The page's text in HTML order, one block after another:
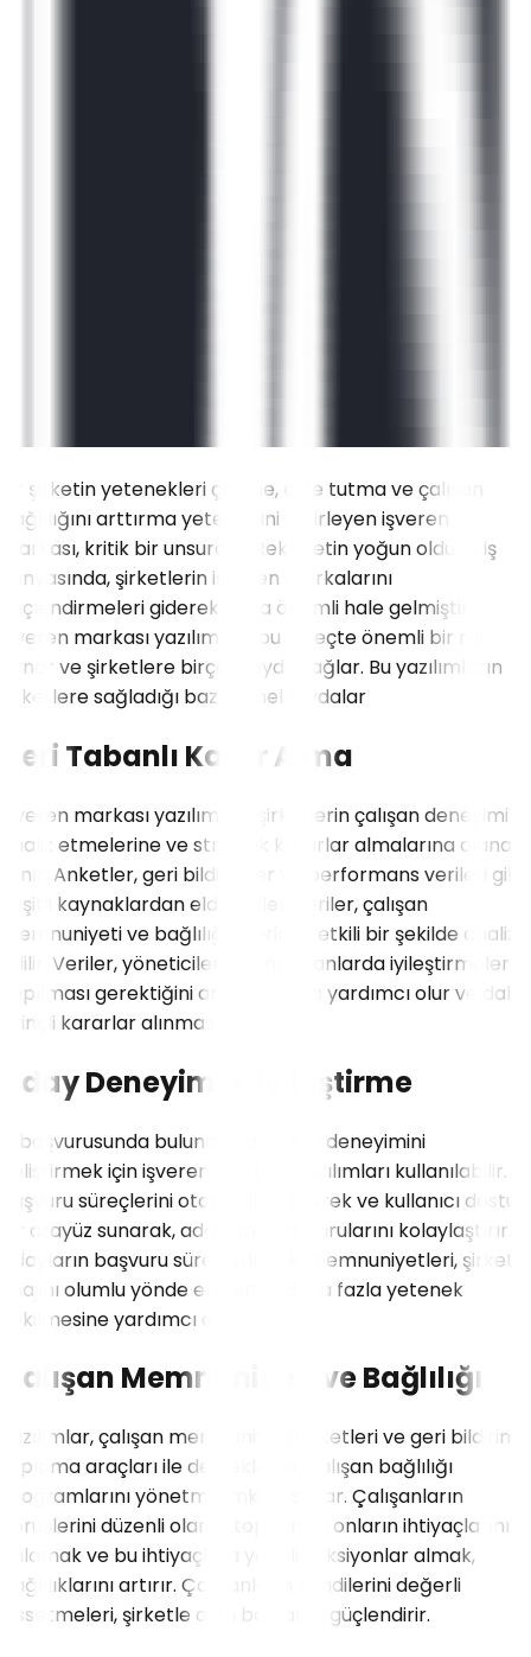
Bir şirketin yetenekleri çekme, elde tutma ve çalışan
bağlılığını arttırma yeteneğini belirleyen işveren
markası, kritik bir unsurdur. Rekabetin yoğun olduğu iş
dünyasında, şirketlerin işveren markalarını
güçlendirmeleri giderek daha önemli hale gelmiştir.
İşveren markası yazılımları, bu süreçte önemli bir rol
oynar ve şirketlere birçok fayda sağlar. Bu yazılımların
şirketlere sağladığı bazı temel faydalar
Veri Tabanlı Karar Alma
İşveren markası yazılımları, şirketlerin çalışan deneyimini
analiz etmelerine ve stratejik kararlar almalarına olanak
tanır. Anketler, geri bildirimler ve performans verileri gibi
çeşitli kaynaklardan elde edilen veriler, çalışan
memnuniyeti ve bağlılığı üzerinde etkili bir şekilde analiz
edilir. Veriler, yöneticilerin hangi alanlarda iyileştirmeler
yapılması gerektiğini anlamalarına yardımcı olur ve daha
bilinçli kararlar alınmasını sağlar.
Aday Deneyimini İyileştirme
İş başvurusunda bulunan adayların deneyimini
geliştirmek için işveren markası yazılımları kullanılabilir.
Başvuru süreçlerini otomatikleştirerek ve kullanıcı dostu
bir arayüz sunarak, adayların başvurularını kolaylaştırır.
Adayların başvuru süreçlerindeki memnuniyetleri, şirketin
imajını olumlu yönde etkiler ve daha fazla yetenek
çekilmesine yardımcı olur.
Çalışan Memnuniyeti ve Bağlılığı
Yazılımlar, çalışan memnuniyeti anketleri ve geri bildirim
toplama araçları ile desteklenen çalışan bağlılığı
programlarını yönetme imkanı sunar. Çalışanların
görüşlerini düzenli olarak toplamak, onların ihtiyaçlarını
anlamak ve bu ihtiyaçlara yönelik aksiyonlar almak,
bağlılıklarını artırır. Çalışanların kendilerini değerli
hissetmeleri, şirketle olan bağlarını güçlendirir.